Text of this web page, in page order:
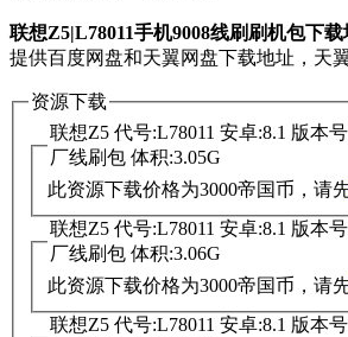
联想Z5|L78011手机9008线刷刷机包下载
提供百度网盘和天翼网盘下载地址，天
资源下载
联想Z5 代号:L78011 安卓:8.1 版本
厂线刷包 体积:3.05G
此资源下载价格为3000帝国币，请
联想Z5 代号:L78011 安卓:8.1 版本
厂线刷包 体积:3.06G
此资源下载价格为3000帝国币，请
联想Z5 代号:L78011 安卓:8.1 版本